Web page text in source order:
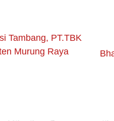
Tambang, PT.TBK
Murung Raya